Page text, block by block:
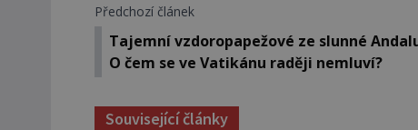
Předchozí článek
Tajemní vzdoropapežové ze slunné
O čem se ve Vatikánu raději nemluví?
Související články